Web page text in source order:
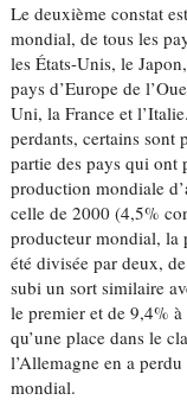
Le deuxième constat
mondial, de tous les
les États-Unis, le
pays d’Europe de
Uni, la France et
perdants, certains sont
partie des pays qui ont
production mondiale
celle de 2000 (4,5%
producteur mondial, la
été divisée par deux,
subi un sort similaire
le premier et de 9,4%
qu’une place dans le
l’Allemagne en a
mondial.